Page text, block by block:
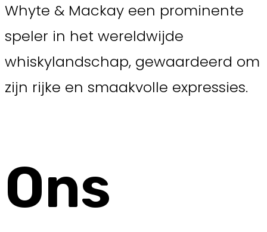
Whyte & Mackay een prominente
speler in het wereldwijde
whiskylandschap, gewaardeerd om
zijn rijke en smaakvolle expressies.
Ons